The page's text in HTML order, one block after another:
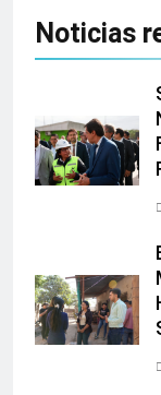
Noticias